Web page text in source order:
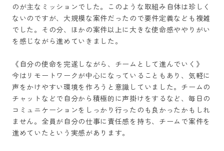
のが主なミッションでした。このような取組み自体は珍しく
ないのですが、大規模な案件だったので要件定義なども複雑
でした。その分、ほかの案件以上に大きな使命感ややりがい
を感じながら進めていきました。
《自分の使命を完遂しながら、チームとして進んでいく》
今はリモートワークが中心になっていることもあり、気軽に
声をかけやすい環境を作ろうと意識していました。チームの
チャットなどで自分から積極的に声掛けをするなど、毎日の
コミュニケーションをしっかり行ったのも良かったかもしれ
ません。全員が自分の仕事に責任感を持ち、チームで案件を
進めていたという実感があります。